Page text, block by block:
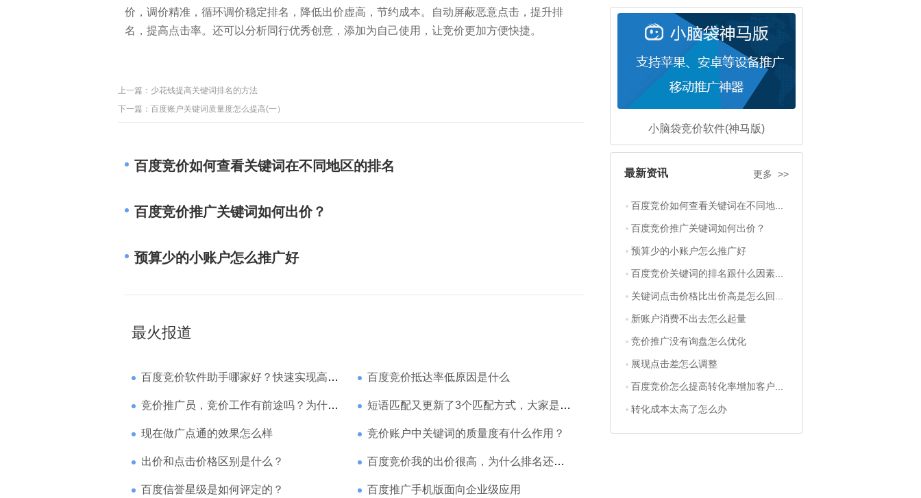
小脑袋竞价软件(神马版)
最新资讯 更多 >>
百度竞价如何查看关键词在不同地...
百度竞价推广关键词如何出价？
预算少的小账户怎么推广好
百度竞价关键词的排名跟什么因素...
关键词点击价格比出价高是怎么回...
新账户消费不出去怎么起量
竞价推广没有询盘怎么优化
展现点击差怎么调整
百度竞价怎么提高转化率增加客户...
转化成本太高了怎么办
价，调价精准，循环调价稳定排名，降低出价虚高，节约成本。自动屏蔽恶意点击，提升排
名，提高点击率。还可以分析同行优秀创意，添加为自己使用，让竞价更加方便快捷。
上一篇： 少花钱提高关键词排名的方法
下一篇： 百度账户关键词质量度怎么提高(一）
百度竞价如何查看关键词在不同地区的排名
百度竞价推广关键词如何出价？
预算少的小账户怎么推广好
最火报道
百度竞价软件助手哪家好？快速实现高回报哪家强？ 百度竞价抵达率低原因是什么
竞价推广员，竞价工作有前途吗？为什么待遇那么高 短语匹配又更新了3个匹配方式，大家是如何理解的
现在做广点通的效果怎么样 竞价账户中关键词的质量度有什么作用？
出价和点击价格区别是什么？ 百度竞价我的出价很高，为什么排名还是靠后
百度信誉星级是如何评定的？ 百度推广手机版面向企业级应用